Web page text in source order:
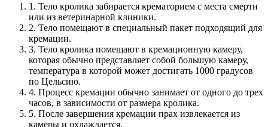
1. Тело кролика забирается крематорием с места смерти
или из ветеринарной клиники.
2. Тело помещают в специальный пакет подходящий для
кремации.
3. Тело кролика помещают в кремационную камеру,
которая обычно представляет собой большую камеру,
температура в которой может достигать 1000 градусов
по Цельсию.
4. Процесс кремации обычно занимает от одного до трех
часов, в зависимости от размера кролика.
5. После завершения кремации прах извлекается из
камеры и охлаждается.